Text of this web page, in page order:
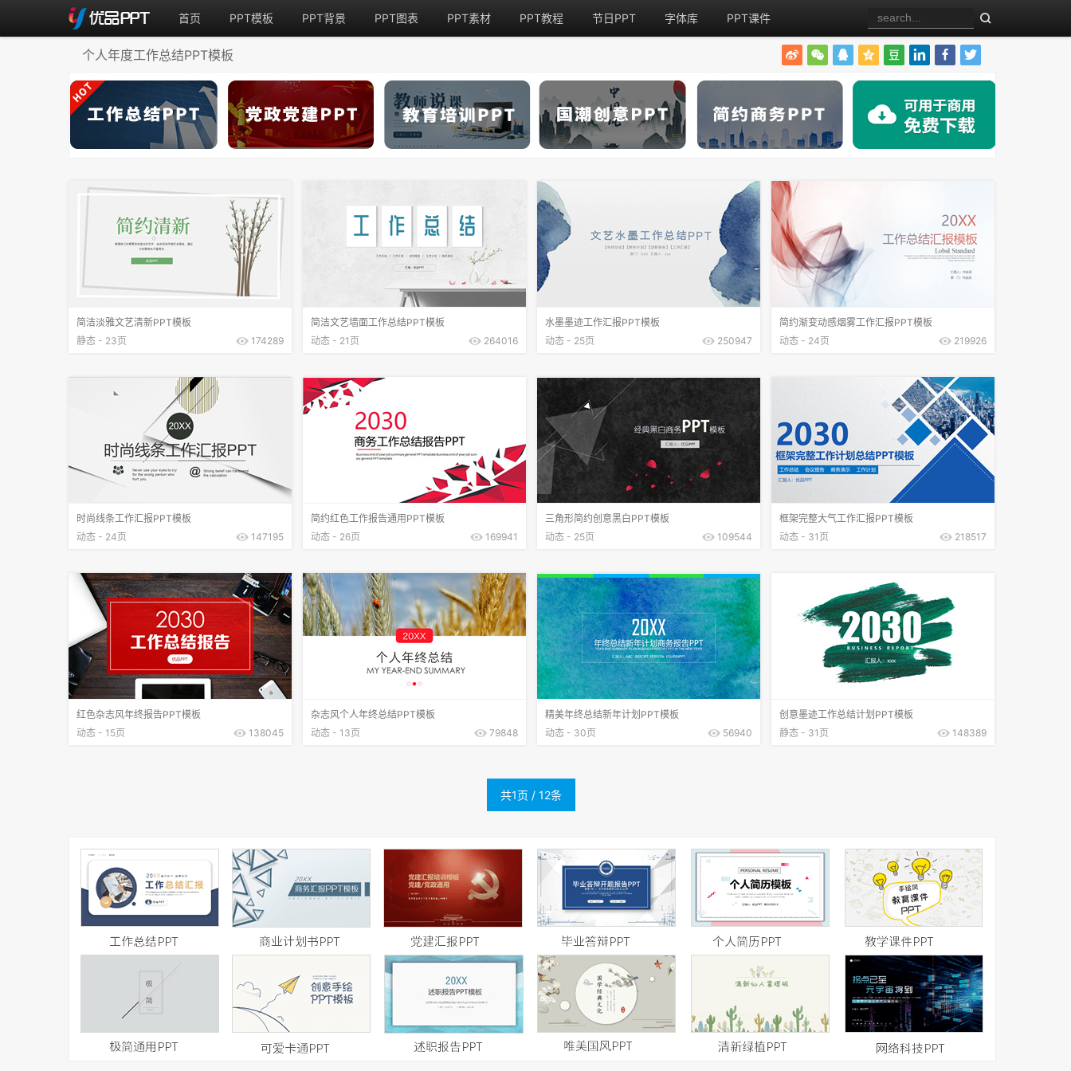
首页 PPT模板 PPT背景 PPT图表 PPT素材 PPT教程 节日PPT 字体库 PPT课件
个人年度工作总结PPT模板
简洁淡雅文艺清新PPT模板
静态 - 23页
174289
简洁文艺墙面工作总结PPT模板
动态 - 21页
264016
水墨墨迹工作汇报PPT模板
动态 - 25页
250947
简约渐变动感烟雾工作汇报PPT模板
动态 - 24页
219926
时尚线条工作汇报PPT模板
动态 - 24页
147195
简约红色工作报告通用PPT模板
动态 - 26页
169941
三角形简约创意黑白PPT模板
动态 - 25页
109544
框架完整大气工作汇报PPT模板
动态 - 31页
218517
红色杂志风年终报告PPT模板
动态 - 15页
138045
杂志风个人年终总结PPT模板
动态 - 13页
79848
精美年终总结新年计划PPT模板
动态 - 30页
56940
创意墨迹工作总结计划PPT模板
静态 - 31页
148389
共1页 / 12条